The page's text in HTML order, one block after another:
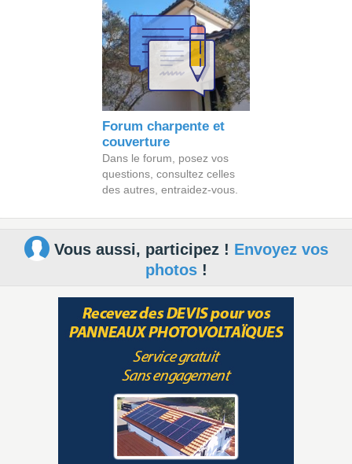
Forum charpente et
couverture
Dans le forum, posez vos
questions, consultez celles
des autres, entraidez-vous.
Vous aussi, participez ! Envoyez vos
photos!